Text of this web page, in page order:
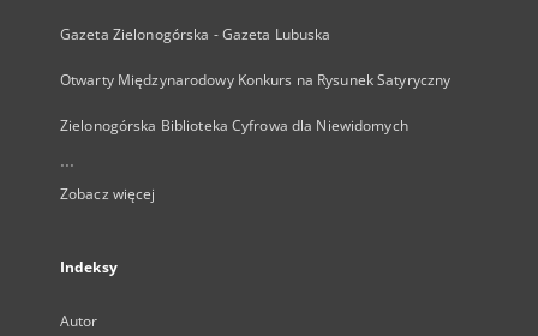
Gazeta Zielonogórska - Gazeta Lubuska
Otwarty Międzynarodowy Konkurs na Rysunek Satyryczny
Zielonogórska Biblioteka Cyfrowa dla Niewidomych
...
Zobacz więcej
Indeksy
Autor